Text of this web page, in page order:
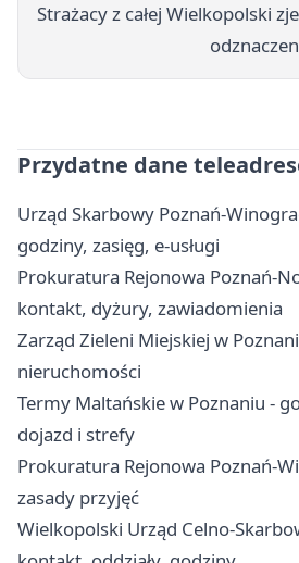
Strażacy z całej Wielkopolski
Przydatne dane
Urząd Skarbowy Poznań-
godziny, zasięg, e-usługi
Prokuratura Rejonowa Poznań-
kontakt, dyżury, zawiadomienia
Zarząd Zieleni Miejskiej w
nieruchomości
Termy Maltańskie w Poznaniu -
dojazd i strefy
Prokuratura Rejonowa Poznań-
zasady przyjęć
Wielkopolski Urząd Celno-